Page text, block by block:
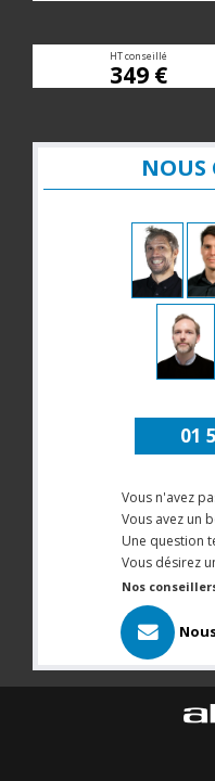
HT conseillé
349 €
NOUS
01
Vous n'avez
Vous avez un
Une question
Vous désirez
Nos